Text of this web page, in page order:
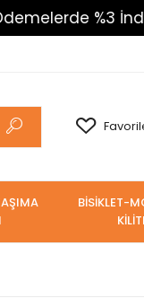
%3 İndirim.
BİSİKLET-